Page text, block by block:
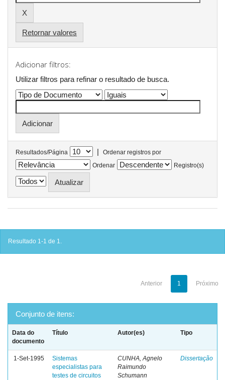
Retornar valores
Adicionar filtros:
Utilizar filtros para refinar o resultado de busca.
Resultados/Página |
Ordenar registros por
Ordenar
Registro(s)
Resultado 1-1 de 1.
Anterior 1 Próximo
Conjunto de itens:
Data do
documento
Título Autor(es) Tipo
1-Set-1995
Sistemas
especialistas para
testes de circuitos
CUNHA, Agnelo
Raimundo
Schumann
Dissertação